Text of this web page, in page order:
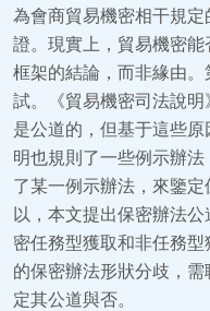
為會商貿易機密相干規
證。現實上，貿易機密
框架的結論，而非緣由
試。《貿易機密司法說
是公道的，但基于這些
明也規則了一些例示辦
了某一例示辦法，來鑒
以，本文提出保密辦法
密任務型獲取和非任務
的保密辦法形狀分歧，
定其公道與否。